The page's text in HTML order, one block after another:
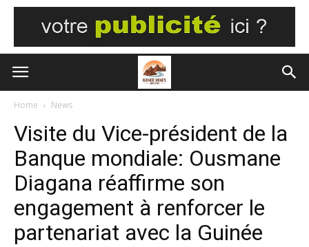
Home News
Visite du Vice-président de la
Banque mondiale: Ousmane
Diagana réaffirme son
engagement à renforcer le
partenariat avec la Guinée